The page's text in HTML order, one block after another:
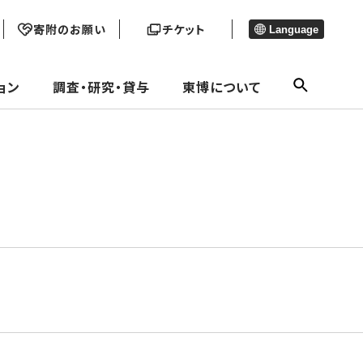
寄附のお願い チケット Language
ン 調査・研究・貸与 東博について